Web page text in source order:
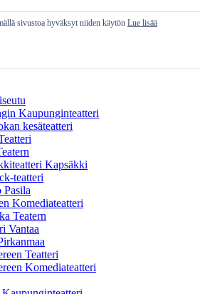
Kaupunginteatteri
kesäteatteri
Kapsäkki
teatteri
Pasila
Komediateatteri
Teatern
Vantaa
Teatteri
Komediateatteri
sivustoa hyväksyt niiden käytön Lue lisää